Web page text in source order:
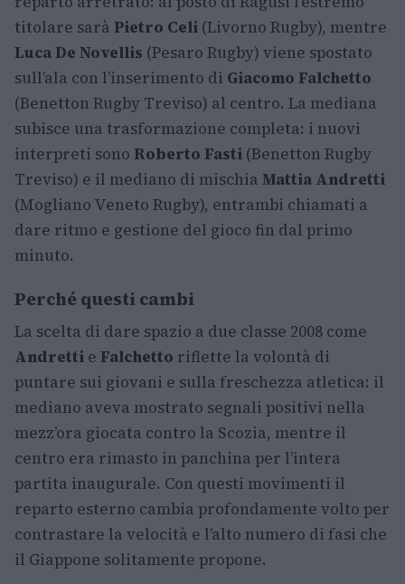
titolare sarà Pietro Celi (Livorno Rugby), mentre
Luca De Novellis (Pesaro Rugby) viene spostato
sull’ala con l’inserimento di Giacomo Falchetto
(Benetton Rugby Treviso) al centro. La mediana
subisce una trasformazione completa: i nuovi
interpreti sono Roberto Fasti (Benetton Rugby
Treviso) e il mediano di mischia Mattia Andretti
(Mogliano Veneto Rugby), entrambi chiamati a
dare ritmo e gestione del gioco fin dal primo
minuto.
Perché questi cambi
La scelta di dare spazio a due classe 2008 come
Andretti e Falchetto riflette la volontà di
puntare sui giovani e sulla freschezza atletica: il
mediano aveva mostrato segnali positivi nella
mezz’ora giocata contro la Scozia, mentre il
centro era rimasto in panchina per l’intera
partita inaugurale. Con questi movimenti il
reparto esterno cambia profondamente volto per
contrastare la velocità e l’alto numero di fasi che
il Giappone solitamente propone.